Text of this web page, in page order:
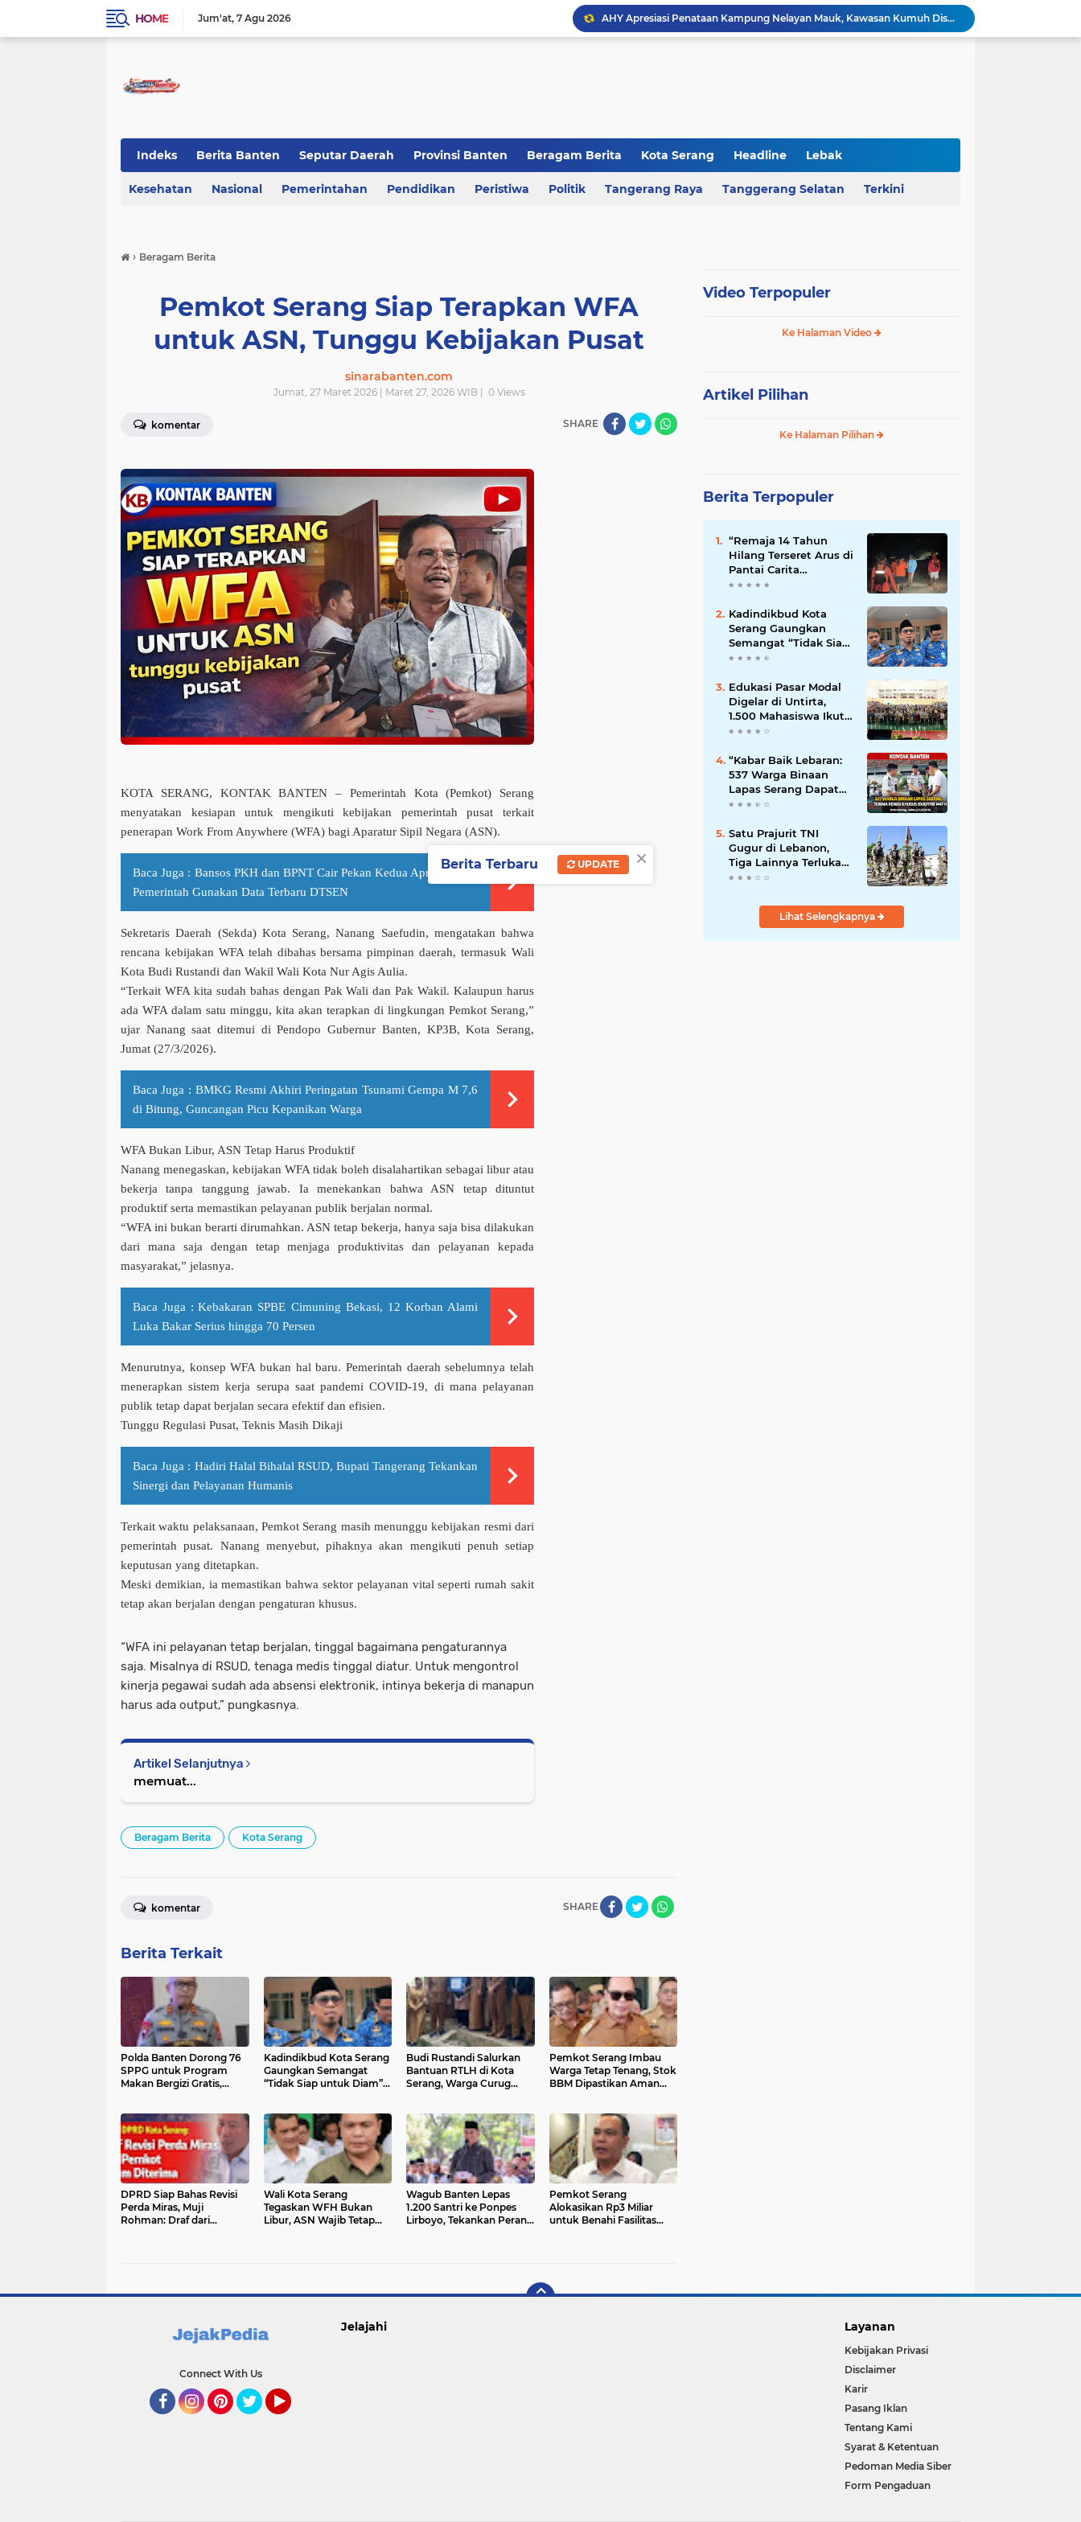
HOME Jum'at 7 Agu 2026
AHY Apresiasi Penataan Kampung Nelayan Mauk, Kawasan Kumuh Disulap Jadi Asri
Rekrutmen Koperasi Merah Putih Dibuka, 35.476 Lowongan Manajer Desa dan Nelayan
Al Nassr Kunci Puncak Klasemen Liga Arab Saudi Usai Tundukkan Al Ettifaq 1-0
Indeks Berita Banten Seputar Daerah Provinsi Banten Beragam Berita Kota Serang Headline Lebak
KOTA TANGERANG Regional Banten Berita Daerah Kriminal
Kesehatan Nasional Pemerintahan Pendidikan Peristiwa Politik Tangerang Raya Tanggerang Selatan Terkini
› Beragam Berita
Pemkot Serang Siap Terapkan WFA
untuk ASN, Tunggu Kebijakan Pusat
sinarabanten.com
Jumat, 27 Maret 2026 | Maret 27, 2026 WIB | 0Views
komentar SHARE
KOTA SERANG, KONTAK BANTEN – Pemerintah Kota (Pemkot) Serang
menyatakan kesiapan untuk mengikuti kebijakan pemerintah pusat terkait
penerapan Work From Anywhere (WFA) bagi Aparatur Sipil Negara (ASN).
Baca Juga : Bansos PKH dan BPNT Cair Pekan Kedua April 2026,
Pemerintah Gunakan Data Terbaru DTSEN
Sekretaris Daerah (Sekda) Kota Serang,Nanang Saefudin, mengatakan bahwa
rencana kebijakan WFA telah dibahas bersama pimpinan daerah, termasuk Wali
Kota Budi Rustandi dan Wakil Wali Kota Nur Agis Aulia.
“Terkait WFA kita sudah bahas dengan Pak Wali dan Pak Wakil. Kalaupun harus
ada WFA dalam satu minggu, kita akan terapkan di lingkungan Pemkot Serang,”
ujar Nanang saat ditemui di Pendopo Gubernur Banten, KP3B, Kota Serang,
Jumat (27/3/2026).
Baca Juga : BMKG Resmi Akhiri Peringatan Tsunami Gempa M 7,6
di Bitung, Guncangan Picu Kepanikan Warga
WFA Bukan Libur, ASN Tetap Harus Produktif
Nanang menegaskan, kebijakan WFA tidak boleh disalahartikan sebagai libur atau
bekerja tanpa tanggung jawab. Ia menekankan bahwa ASN tetap dituntut
produktif serta memastikan pelayanan publik berjalan normal.
“WFA ini bukan berarti dirumahkan. ASN tetap bekerja, hanya saja bisa dilakukan
dari mana saja dengan tetap menjaga produktivitas dan pelayanan kepada
masyarakat,” jelasnya.
Baca Juga : Kebakaran SPBE Cimuning Bekasi, 12 Korban Alami
Luka Bakar Serius hingga 70 Persen
Menurutnya, konsep WFA bukan hal baru. Pemerintah daerah sebelumnya telah
menerapkan sistem kerja serupa saat pandemiCOVID-19, di mana pelayanan
publik tetap dapat berjalan secara efektif dan efisien.
Tunggu Regulasi Pusat, Teknis Masih Dikaji
Baca Juga : Hadiri Halal Bihalal RSUD, Bupati Tangerang Tekankan
Sinergi dan Pelayanan Humanis
Terkait waktu pelaksanaan, Pemkot Serang masih menunggu kebijakan resmi dari
pemerintah pusat. Nanang menyebut, pihaknya akan mengikuti penuh setiap
keputusan yang ditetapkan.
Meski demikian, ia memastikan bahwa sektor pelayanan vital seperti rumah sakit
tetap akan berjalan dengan pengaturan khusus.
“WFA ini pelayanan tetap berjalan, tinggal bagaimana pengaturannya
saja. Misalnya di RSUD, tenaga medis tinggal diatur. Untuk mengontrol
kinerja pegawai sudah ada absensi elektronik, intinya bekerja di manapun
harus ada output,” pungkasnya.
Artikel Selanjutnya
memuat...
Beragam Berita Kota Serang
SHARE
komentar
Berita Terkait
Polda Banten Dorong 76
SPPG untuk Program
Makan Bergizi Gratis,
Kadindikbud Kota Serang
Gaungkan Semangat
“Tidak Siap untuk Diam”,
Budi Rustandi Salurkan
Bantuan RTLH di Kota
Serang, Warga Curug
Pemkot Serang Imbau
Warga Tetap Tenang, Stok
BBM Dipastikan Aman
DPRD Siap Bahas Revisi
Perda Miras, Muji
Rohman: Draf dari
Wali Kota Serang
Tegaskan WFH Bukan
Libur, ASN Wajib Tetap
Wagub Banten Lepas
1.200 Santri ke Ponpes
Lirboyo, Tekankan Peran
Pemkot Serang
Alokasikan Rp3 Miliar
untuk Benahi Fasilitas
Video Terpopuler
Ke Halaman Video
Artikel Pilihan
Ke Halaman Pilihan
Berita Terpopuler
“Remaja 14 Tahun
Hilang Terseret Arus di
Pantai Carita
Pandeglang”
Kadindikbud Kota
Serang Gaungkan
Semangat “Tidak Siap
untuk Diam”, Dorong
Responsif
Edukasi Pasar Modal
Digelar di Untirta,
1.500 Mahasiswa Ikut
Sosialisasi OJK
“Kabar Baik Lebaran:
537 Warga Binaan
Lapas Serang Dapat
Remisi Idulfitri”
Satu Prajurit TNI
Gugur di Lebanon,
Tiga Lainnya Terluka
dalam Serangan di
Lihat Selengkapnya
Connect With Us
Jelajahi Layanan
Kebijakan Privasi
Disclaimer
Karir
Pasang Iklan
Tentang Kami
Syarat & Ketentuan
Pedoman Media Siber
Form Pengaduan
×
Berita Terbaru UPDATE